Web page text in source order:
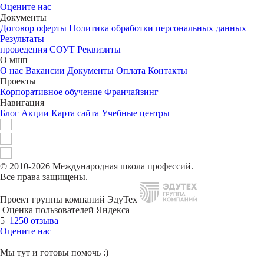
Оцените нас
Документы
Договор оферты Политика обработки персональных данных
Результаты
проведения СОУТ Реквизиты
О мшп
О нас Вакансии Документы Оплата Контакты
Проекты
Корпоративное обучение Франчайзинг
Навигация
Блог Акции Карта сайта Учебные центры
© 2010-2026 Международная школа профессий.
Все права защищены.
Проект группы компаний ЭдуТех
Оценка пользователей Яндекса
5 1250 отзыва
Оцените нас
Мы тут и готовы помочь :)